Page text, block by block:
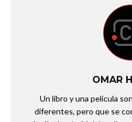
OMAR
Un libro y una película
diferentes, pero que se